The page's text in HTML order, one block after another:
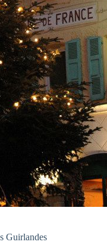
Guirlandes